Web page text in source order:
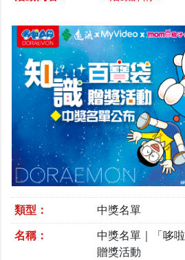
類型： 中獎名單
名稱：
中獎名單｜「哆
贈獎活動